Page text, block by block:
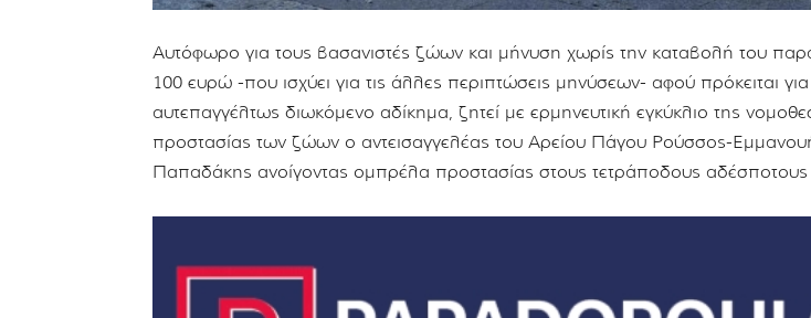
Αυτόφωρο για τους βασανιστές ζώων και μήνυση χωρίς την καταβολή του
100 ευρώ -που ισχύει για τις άλλες περιπτώσεις μηνύσεων- αφού πρόκειται για
αυτεπαγγέλτως διωκόμενο αδίκημα, ζητεί με ερμηνευτική εγκύκλιο της
προστασίας των ζώων ο αντεισαγγελέας του Αρείου Πάγου Ρούσσος-
Παπαδάκης ανοίγοντας ομπρέλα προστασίας στους τετράποδους αδέσποτους